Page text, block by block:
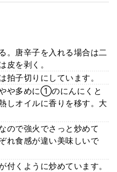
。唐辛子を入れる場合は二
皮を剥く。
拍子切りにしています。
や多めに①のにんにくと
しオイルに香りを移す。大
ので強火でさっと炒めて
れ食感が違い美味しいで
付くように炒めています。